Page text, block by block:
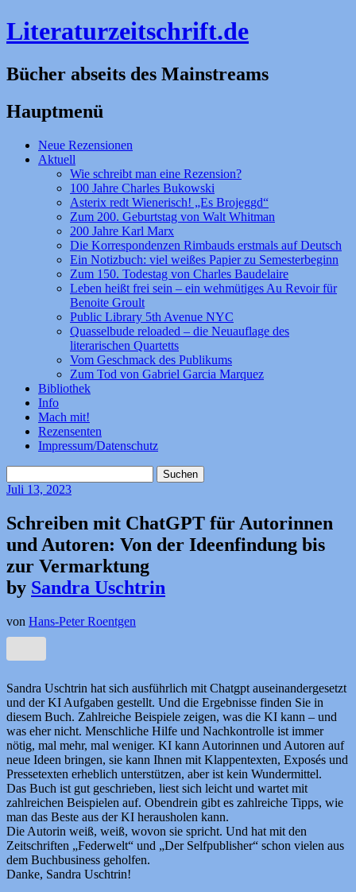
Literaturzeitschrift.de
Bücher abseits des Mainstreams
Hauptmenü
Zum
Inhalt
Neue Rezensionen
Aktuell
Wie schreibt man eine Rezension?
100 Jahre Charles Bukowski
Asterix redt Wienerisch! „Es Brojeggd“
Zum 200. Geburtstag von Walt Whitman
200 Jahre Karl Marx
Die Korrespondenzen Rimbauds erstmals auf Deutsch
Ein Notizbuch: viel weißes Papier zu Semesterbeginn
Zum 150. Todestag von Charles Baudelaire
Leben heißt frei sein – ein wehmütiges Au Revoir für
Benoite Groult
Public Library 5th Avenue NYC
Quasselbude reloaded – die Neuauflage des
literarischen Quartetts
Vom Geschmack des Publikums
Zum Tod von Gabriel Garcia Marquez
Bibliothek
Info
Mach mit!
Rezensenten
Impressum/Datenschutz
nach:
Juli 13, 2023
Schreiben mit ChatGPT für Autorinnen
und Autoren: Von der Ideenfindung bis
zur Vermarktung
by Sandra Uschtrin
von Hans-Peter Roentgen
Sandra Uschtrin hat sich ausführlich mit Chatgpt auseinandergesetzt
und der KI Aufgaben gestellt. Und die Ergebnisse finden Sie in
diesem Buch. Zahlreiche Beispiele zeigen, was die KI kann – und
was eher nicht. Menschliche Hilfe und Nachkontrolle ist immer
nötig, mal mehr, mal weniger. KI kann Autorinnen und Autoren auf
neue Ideen bringen, sie kann Ihnen mit Klappentexten, Exposés und
Pressetexten erheblich unterstützen, aber ist kein Wundermittel.
Das Buch ist gut geschrieben, liest sich leicht und wartet mit
zahlreichen Beispielen auf. Obendrein gibt es zahlreiche Tipps, wie
man das Beste aus der KI herausholen kann.
Die Autorin weiß, weiß, wovon sie spricht. Und hat mit den
Zeitschriften „Federwelt“ und „Der Selfpublisher“ schon vielen aus
dem Buchbusiness geholfen.
Danke, Sandra Uschtrin!